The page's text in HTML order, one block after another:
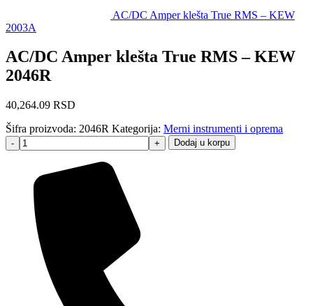
AC/DC Amper klešta True RMS – KEW
2003A
AC/DC Amper klešta True RMS – KEW
2046R
40,264.09 RSD
Šifra proizvoda: 2046R Kategorija: Merni instrumenti i oprema
- + Dodaj u korpu